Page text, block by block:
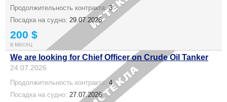
Продолжительность контракта:3
Посадка на судно: 29.07.2026
200 $
в месяц
We are looking for Chief Officer on Crude Oil Tanker
24.07.2026
Продолжительность контракта: 4
Посадка на судно: 27.07.2026